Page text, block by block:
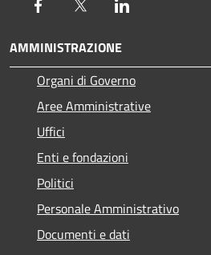
Facebook Twitter
AMMINISTRAZIONE
Organi di Governo
Aree Amministrative
Uffici
Enti e fondazioni
Politici
Personale Amministrativo
Documenti e dati